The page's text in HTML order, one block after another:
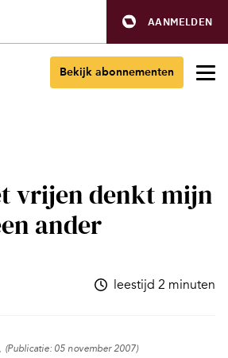
AANMELDEN
Bekijk abonnementen
vrijen denkt mijn
ander
leestijd 2 minuten
(Publicatie: 05 november 2007)